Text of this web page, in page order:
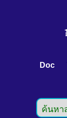
Doc